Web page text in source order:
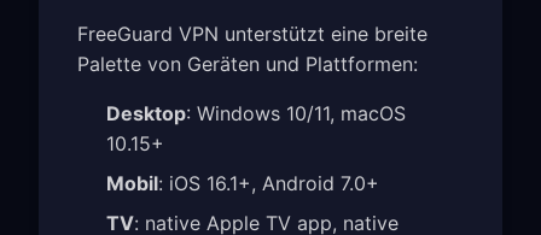
FreeGuard VPN unterstützt eine breite
Palette von Geräten und Plattformen:
Desktop: Windows 10/11, macOS
10.15+
Mobil: iOS 16.1+, Android 7.0+
TV: native Apple TV app, native